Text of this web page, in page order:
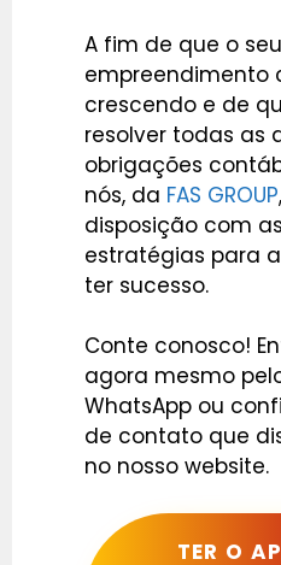
A fim de que o seu
empreendimento
crescendo e de
resolver todas as
obrigações
nós, da FAS GROUP
disposição com
estratégias para
ter sucesso.
Conte conosco!
agora mesmo
WhatsApp ou
de contato que
no nosso website.
TER O